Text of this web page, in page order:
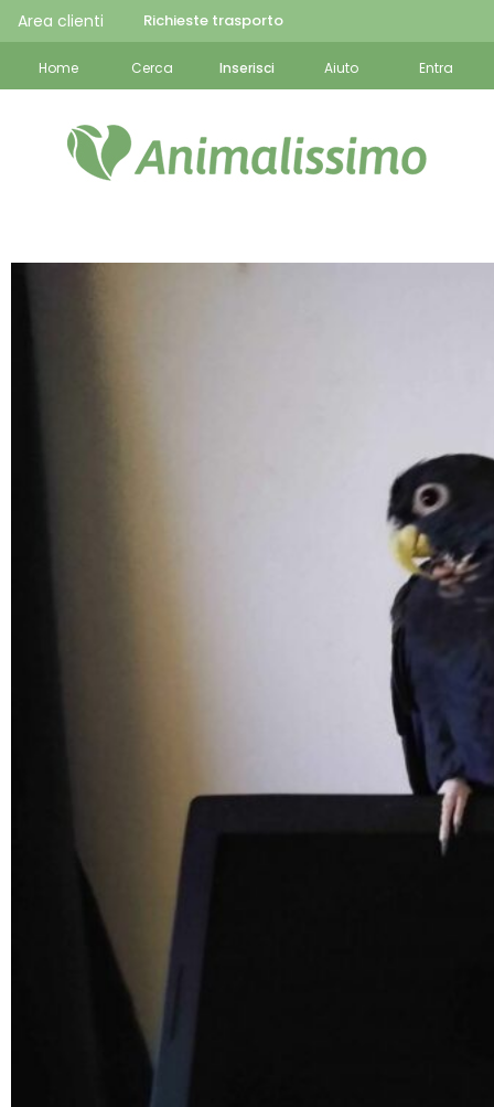
Area clienti Richieste trasporto
Home Cerca Inserisci Aiuto Entra